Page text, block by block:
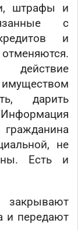
штрафы и
с
и
действие
дарить
не
Есть и
и передают